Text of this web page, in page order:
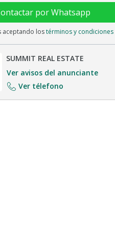
por Whatsapp
aceptando lostérminos y condiciones
SUMMIT REAL ESTATE
Ver avisos del anunciante
Ver télefono